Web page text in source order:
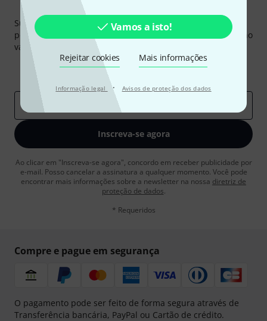
Vamos a isto!
Rejeitar cookies Mais informações
Informação legal · Avisos de proteção dos dados
Newsletter Thomann
Subscreva a Newsletter da Thomann em inglês e com um
pouco de sorte você poderá ganhar um dos
50 vouchers
no
valor de
Contribuições inspiradoras
Ofertas
Insights da Thomann
Inscreva-se agora
Ao clicar em "Inscreva-se agora", concordo em receber publicidade por
e-mail. Posso cancelar a assinatura a qualquer momento. Você pode
encontrar mais informações sobre a newsletter na nossa diretriz de
proteção de dados.
* Requeridos
Compre e pague em segurança
O pagamento pode ser feito de forma segura através de
Transferência bancária, PayPal ou Cartão de crédito.